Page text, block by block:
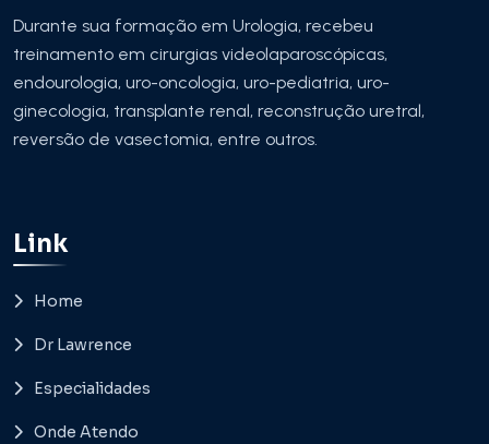
Durante sua formação em Urologia, recebeu
treinamento em cirurgias videolaparoscópicas,
endourologia, uro-oncologia, uro-pediatria, uro-
ginecologia, transplante renal, reconstrução uretral,
reversão de vasectomia, entre outros.
Link
Home
Dr Lawrence
Especialidades
Onde Atendo